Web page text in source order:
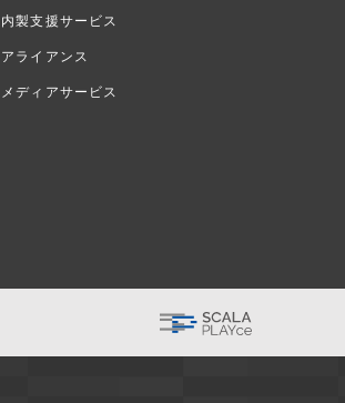
内製支援サービス
アライアンス
メディアサービス